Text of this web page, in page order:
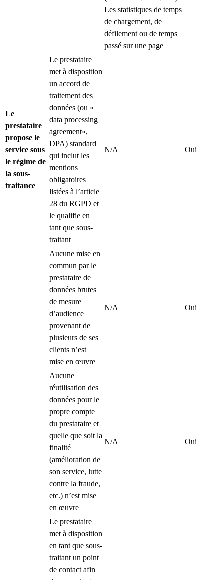
Les statistiques de temps
de chargement, de
défilement ou de temps
passé sur une page
Le
prestataire
propose le
service sous
le régime de
la sous-
traitance
Le prestataire
met à disposition
un accord de
traitement des
données (ou «
data processing
agreement»,
DPA) standard
qui inclut les
mentions
obligatoires
listées à l’article
28 du RGPD et
le qualifie en
tant que sous-
traitant
N/A Oui
Aucune mise en
commun par le
prestataire de
données brutes
de mesure
d’audience
provenant de
plusieurs de ses
clients n’est
mise en œuvre
N/A Oui
Aucune
réutilisation des
données pour le
propre compte
du prestataire et
quelle que soit la
finalité
(amélioration de
son service, lutte
contre la fraude,
etc.) n’est mise
en œuvre
N/A Oui
Le prestataire
met à disposition
en tant que sous-
traitant un point
de contact afin